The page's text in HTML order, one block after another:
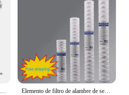
Elemento de filtro de alambre de sedimento PPF, algodón PP, 10 pulgadas, 20 pulgadas, 30 pulgadas, 40 pulgadas, 1 micrón/5 micrones, 1 piezas/1 lote